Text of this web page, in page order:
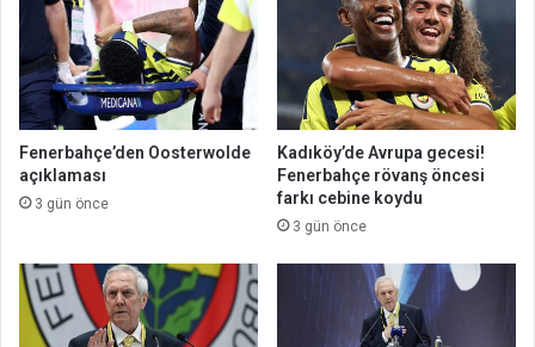
Fenerbahçe’den Oosterwolde
açıklaması
3 gün önce
Kadıköy’de Avrupa gecesi!
Fenerbahçe rövanş öncesi
farkı cebine koydu
3 gün önce